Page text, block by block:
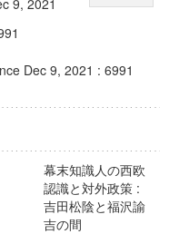
9, 2021
Dec 9, 2021 : 6991
幕末知識人の西欧
認識と対外政策 :
吉田松陰と福沢諭
吉の間